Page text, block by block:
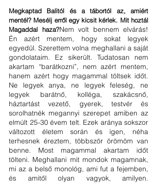
Megkaptad Balitól és a tábortól az, amiért
mentél? Mesélj erről egy kicsit kérlek. Mit hoztál
Magaddal haza?Nem volt bennem elvárás!
Én azért mentem, hogy sokat legyek
egyedül. Szerettem volna meghallani a saját
gondolataim. Ez sikerült. Tudatosan nem
akartam “barátkozni”, nem azért mentem,
hanem azért hogy magammal töltsek időt.
Ne legyek anya, ne legyek feleség, ne
legyek barátnő, kolléga, szakácsnő,
háztartást vezető, gyerek, testvér és
sorolhatnék megannyi szerepet amiben az
elmúlt 25-30 évem telt. Ezek aránya sokszor
változott életem során és igen, néha
terhesnek éreztem, többször örömöm van
benne. Most magammal akartam időt
tölteni. Meghallani mit mondok magamnak,
mi az a belső monológ, ami fut a fejemben,
és amitől olyan vagyok, amilyen.